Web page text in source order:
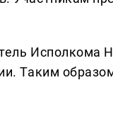
Таким